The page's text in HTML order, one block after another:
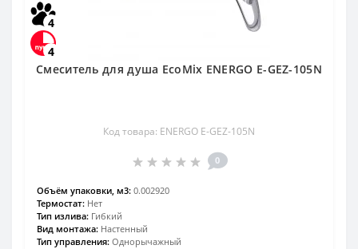
4
4
Смеситель для душа EcoMix ENERGO E-GEZ-105N
Код товара: ENERGO E-GEZ-105N
0
Объём упаковки, м3: 0.002920
Термостат: Нет
Тип излива: Гибкий
Вид монтажа: Настенный
Тип управления: Однорычажный